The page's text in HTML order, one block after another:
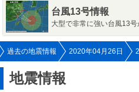
台風13号情報
大型で非常に強い台風13
過去の地震情報 2020年04月26日
地震情報